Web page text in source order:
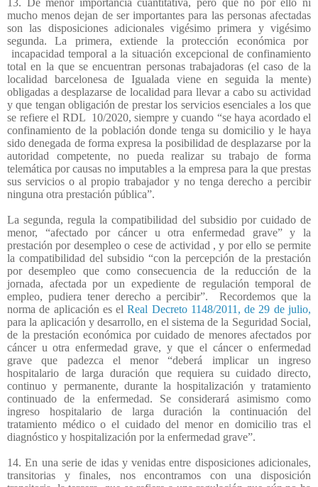
mucho menos dejan de ser importantes para las personas afectadas
son las disposiciones adicionales vigésimo primera y vigésimo
segunda. La primera, extiende la protección económica por
incapacidad temporal a la situación excepcional de confinamiento
total en la que se encuentran personas trabajadoras (el caso de la
localidad barcelonesa de Igualada viene en seguida la mente)
obligadas a desplazarse de localidad para llevar a cabo su actividad
y que tengan obligación de prestar los servicios esenciales a los que
se refiere el RDL 10/2020, siempre y cuando “se haya acordado el
confinamiento de la población donde tenga su domicilio y le haya
sido denegada de forma expresa la posibilidad de desplazarse por la
autoridad competente, no pueda realizar su trabajo de forma
telemática por causas no imputables a la empresa para la que prestas
sus servicios o al propio trabajador y no tenga derecho a percibir
ninguna otra prestación pública”.
La segunda, regula la compatibilidad del subsidio por cuidado de
menor, “afectado por cáncer u otra enfermedad grave” y la
prestación por desempleo o cese de actividad , y por ello se permite
la compatibilidad del subsidio “con la percepción de la prestación
por desempleo que como consecuencia de la reducción de la
jornada, afectada por un expediente de regulación temporal de
empleo, pudiera tener derecho a percibir”.
Recordemos que la
norma de aplicación es elReal Decreto 1148/2011, de 29 de julio,
para la aplicación y desarrollo, en el sistema de la Seguridad Social,
de la prestación económica por cuidado de menores afectados por
cáncer u otra enfermedad grave, y que el cáncer o enfermedad
grave que padezca el menor “deberá implicar un ingreso
hospitalario de larga duración que requiera su cuidado directo,
continuo y permanente, durante la hospitalización y tratamiento
continuado de la enfermedad. Se considerará asimismo como
ingreso hospitalario de larga duración la continuación del
tratamiento médico o el cuidado del menor en domicilio tras el
diagnóstico y hospitalización por la enfermedad grave”.
14. En una serie de idas y venidas entre disposiciones adicionales,
transitorias y finales, nos encontramos con una disposición